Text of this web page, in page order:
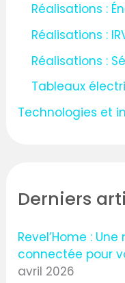
Réalisations :
Réalisations :
Réalisations :
Tableaux
Technologies et
Derniers
Revel’Home :
connectée pour
avril 2026